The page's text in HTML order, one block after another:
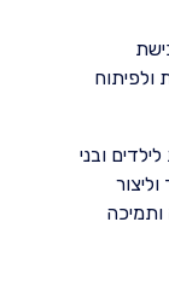
ולפיתוח
ובני
ותמיכה